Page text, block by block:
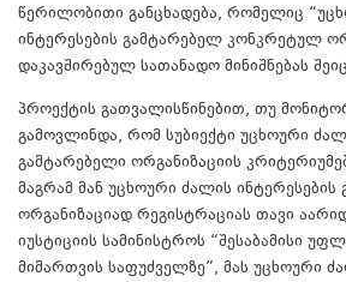
წერილობითი განცხადება, რომელიც
ინტერესების გამტარებელ კონკრეტულ
დაკავშირებულ სათანადო მინიშნებას
პროექტის გათვალისწინებით, თუ
გამოვლინდა, რომ სუბიექტი უცხოური
გამტარებელი ორგანიზაციის
მაგრამ მან უცხოური ძალის
ორგანიზაციად რეგისტრაციას თავი
იუსტიციის სამინისტროს “შესაბამისი
მიმართვის საფუძველზე”, მას უცხოური